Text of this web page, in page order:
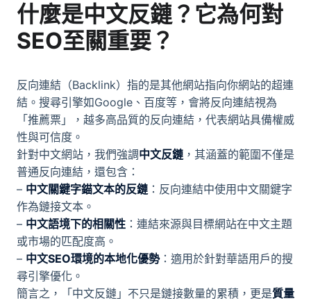
什麼是中文反鏈？它為何對
SEO至關重要？
反向連結（Backlink）指的是其他網站指向你網站的超連
結。搜尋引擎如Google、百度等，會將反向連結視為
「推薦票」，越多高品質的反向連結，代表網站具備權威
性與可信度。
針對中文網站，我們強調中文反鏈 ，其涵蓋的範圍不僅是
普通反向連結，還包含：
– 中文關鍵字錨文本的反鏈 ：反向連結中使用中文關鍵字
作為鏈接文本。
– 中文語境下的相關性 ：連結來源與目標網站在中文主題
或市場的匹配度高。
– 中文SEO環境的本地化優勢：適用於針對華語用戶的搜
尋引擎優化。
簡言之，「中文反鏈」不只是鏈接數量的累積，更是質量